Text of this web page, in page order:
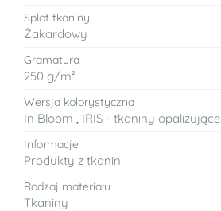
Splot tkaniny
Żakardowy
Gramatura
250 g/m²
Wersja kolorystyczna
In Bloom IRIS - tkaniny opalizujące
Informacje
Produkty z tkanin
Rodzaj materiału
Tkaniny